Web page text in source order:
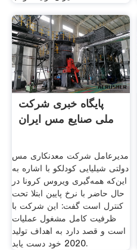
پایگاه خبری شرکت
ملی صنایع مس ایران
مدیرعامل شرکت معدنکاری مس
دولتی شیلیایی کودلکو با اشاره به
این‌که همه‌گیری ویروس کرونا در
حال حاضر با نرخ پایین ابتلا تحت
کنترل است گفت: این شرکت با
ظرفیت کامل مشغول عملیات
است و قصد دارد به اهداف تولید
2020 خود دست یابد.